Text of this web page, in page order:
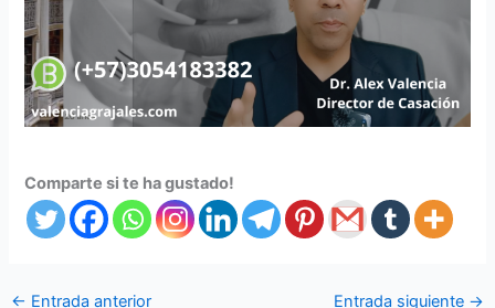
Comparte si te ha gustado!
← Entrada anterior Entrada siguiente →